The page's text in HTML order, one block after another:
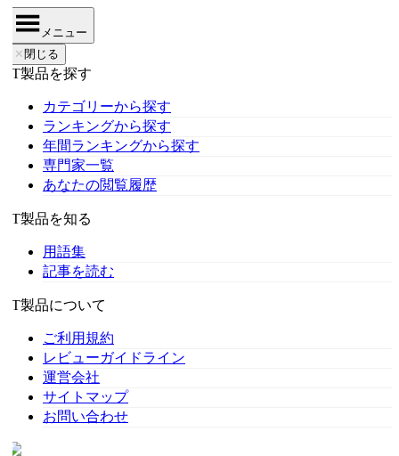
メニュー
閉じる
製品を探す
カテゴリーから探す
ランキングから探す
年間ランキングから探す
専門家一覧
あなたの閲覧履歴
製品を知る
用語集
記事を読む
製品について
ご利用規約
レビューガイドライン
運営会社
サイトマップ
お問い合わせ